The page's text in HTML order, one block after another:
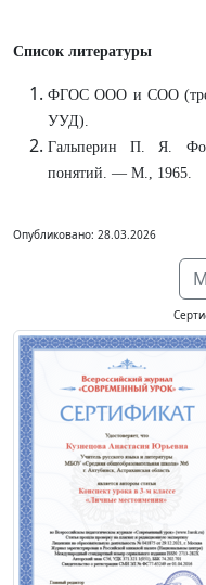
Список литературы
ФГОС ООО и СОО
УУД).
Гальперин П. Я.
понятий. — М., 1965.
Опубликовано: 28.03.2026